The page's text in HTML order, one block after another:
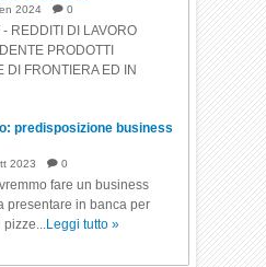
2024 0
- REDDITI DI LAVORO
PRODOTTI
DI FRONTIERA ED IN
predisposizione business
2023 0
fare un business
presentare in banca per
pizze...Leggi tutto »